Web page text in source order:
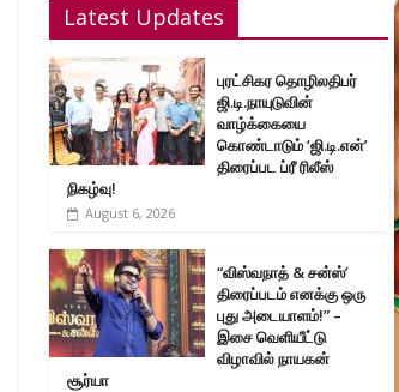
Latest Updates
புரட்சிகர தொழிலதிபர்
ஜி.டி.நாயுடுவின்
வாழ்க்கையை
கொண்டாடும் ‘ஜி.டி.என்’
திரைப்பட ப்ரீ ரிலீஸ்
நிகழ்வு!
August 6, 2026
“விஸ்வநாத் & சன்ஸ்’
திரைப்படம் எனக்கு ஒரு
புது அடையாளம்!” –
இசை வெளியீட்டு
விழாவில் நாயகன்
சூர்யா